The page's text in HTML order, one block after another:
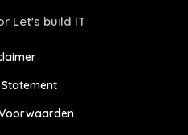
Let's build IT